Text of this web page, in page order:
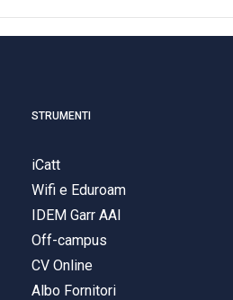
STRUMENTI
iCatt
Wifi e Eduroam
IDEM Garr AAI
Off-campus
CV Online
Albo Fornitori